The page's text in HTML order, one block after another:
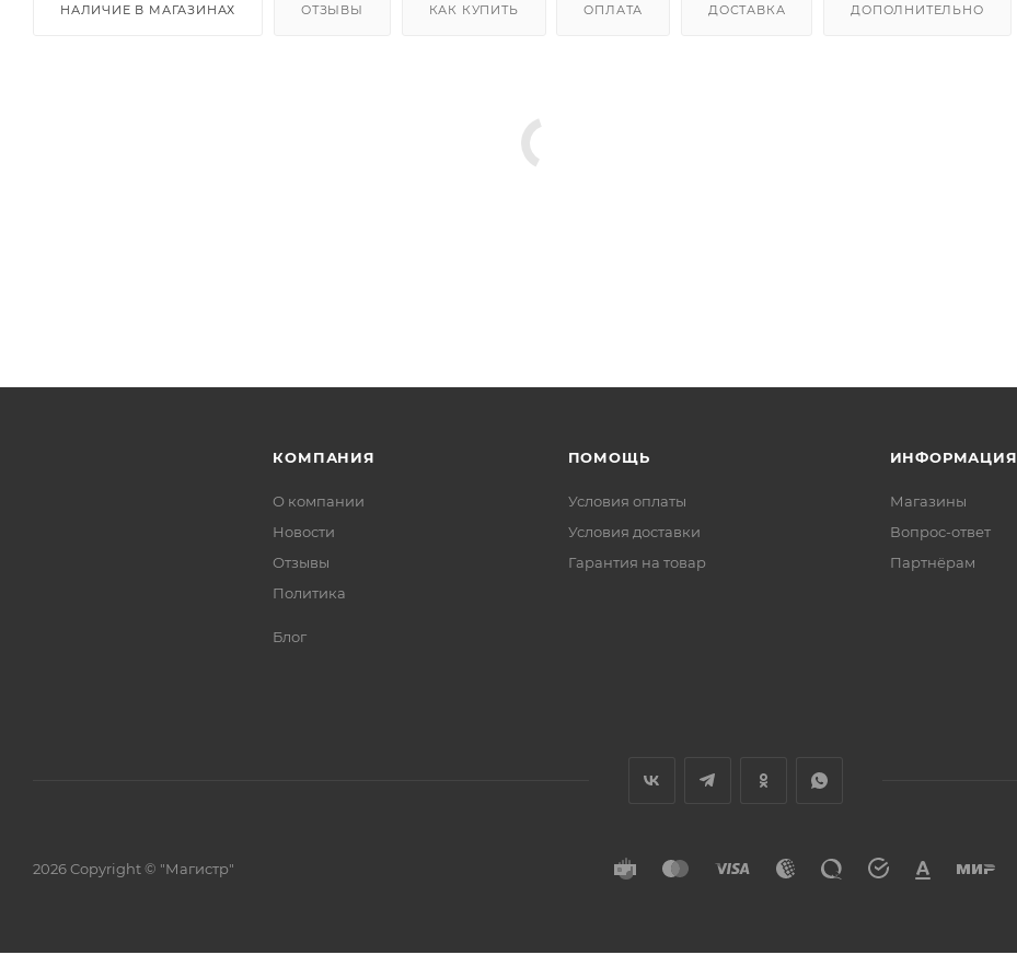
НАЛИЧИЕ В МАГАЗИНАХ ОТЗЫВЫ КАК КУПИТЬ ОПЛАТА ДОСТАВКА ДОПОЛНИТЕЛЬНО
КОМПАНИЯ
О компании
Новости
Отзывы
Политика
Блог
ПОМОЩЬ
Условия оплаты
Условия доставки
Гарантия на товар
ИНФОРМАЦИЯ
Магазины
Вопрос-ответ
Партнёрам
2026 Copyright © "Магистр"